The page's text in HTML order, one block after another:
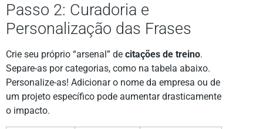
Passo 2: Curadoria e
Personalização das Frases
Crie seu próprio “arsenal” de citações de treino.
Separe-as por categorias, como na tabela abaixo.
Personalize-as! Adicionar o nome da empresa ou de
um projeto específico pode aumentar drasticamente
o impacto.